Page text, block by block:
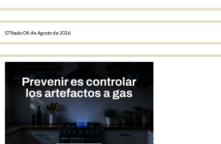
Post navigation
S??bado 08 de Agosto de 2026